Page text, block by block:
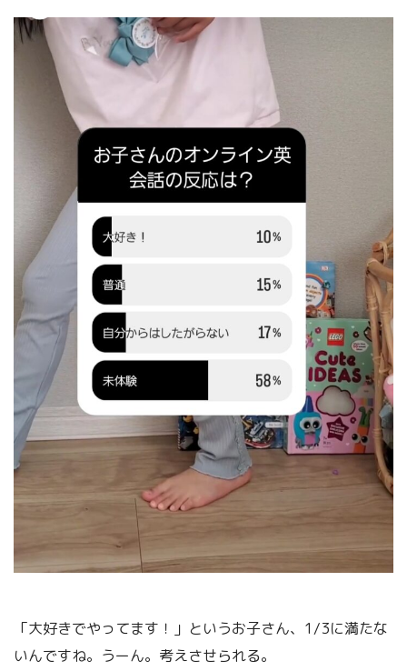
「大好きでやってます！」というお子さん、1/3に満たな
いんですね。うーん。考えさせられる。